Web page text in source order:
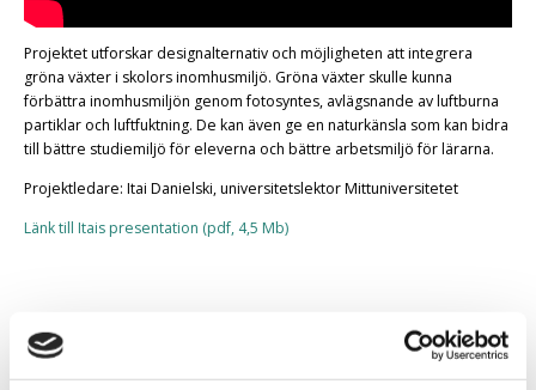
Projektet utforskar designalternativ och möjligheten att integrera
gröna växter i skolors inomhusmiljö. Gröna växter skulle kunna
förbättra inomhusmiljön genom fotosyntes, avlägsnande av luftburna
partiklar och luftfuktning. De kan även ge en naturkänsla som kan bidra
till bättre studiemiljö för eleverna och bättre arbetsmiljö för lärarna.
Projektledare: Itai Danielski, universitetslektor Mittuniversitetet
Länk till Itais presentation (pdf, 4,5 Mb)
Mats Rydehell